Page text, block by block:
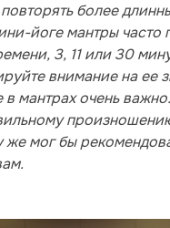
более
йоге мантры часто
3, 11 или 30
внимание на ее
мантрах очень
же мог бы